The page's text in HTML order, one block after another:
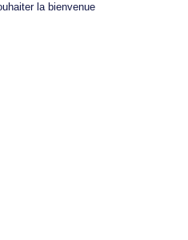
la bienvenue